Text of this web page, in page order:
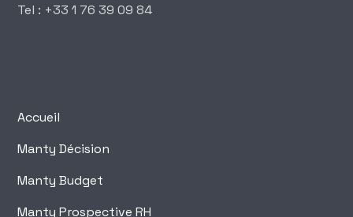
‍Tel : +33 1 76 39 09 84
Accueil
Manty Décision
Manty Budget
Manty Prospective RH